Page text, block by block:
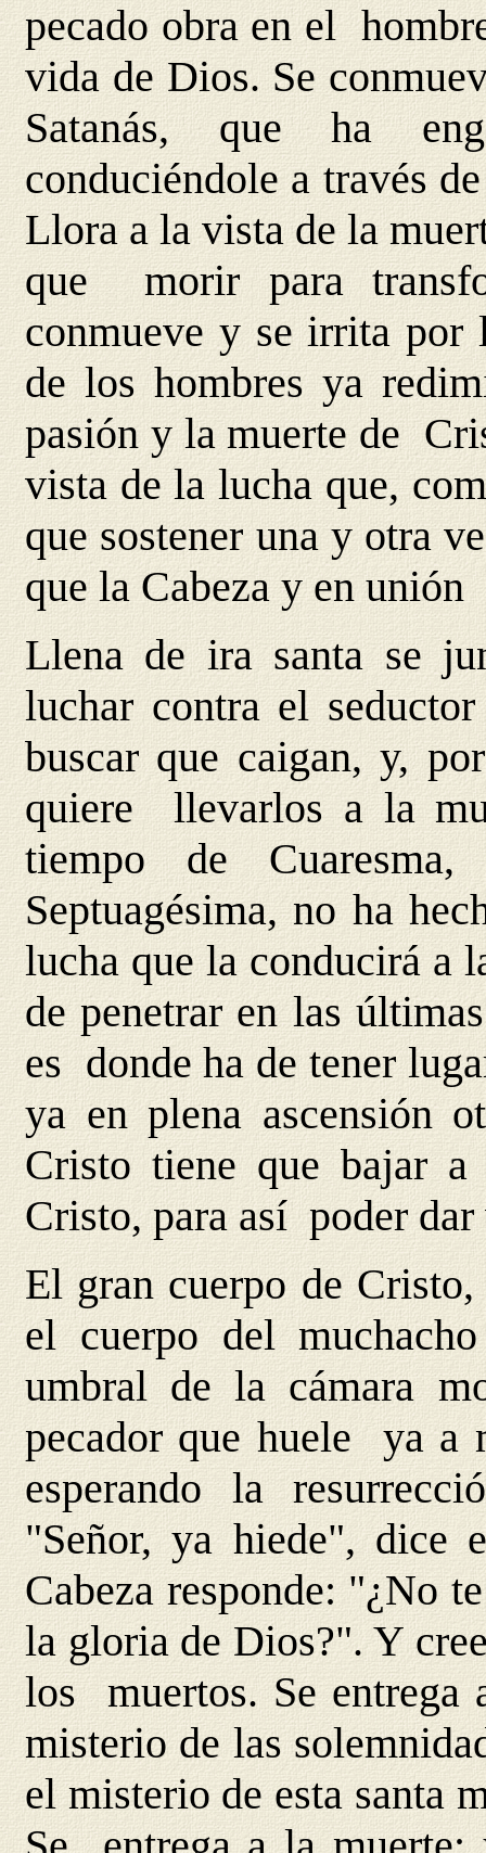
pecado obra en el
vida de Dios. Se
Satanás, que ha
conduciéndole a través
Llora a la vista de la
que morir para
conmueve y se irrita por
de los hombres ya
pasión y la muerte de
vista de la lucha que,
que sostener una y otra
que la Cabeza y en
Llena de ira santa se
luchar contra el
buscar que caigan, y,
quiere llevarlos a la
tiempo de
Septuagésima, no ha
lucha que la conducirá a
de penetrar en las
es donde ha de tener
ya en plena ascensión
Cristo tiene que bajar
Cristo, para así poder
El gran cuerpo de
el cuerpo del
umbral de la cámara
pecador que huele ya a
esperando la
"Señor, ya hiede", dice
Cabeza responde: "¿No
la gloria de Dios?". Y
los muertos. Se entrega
misterio de las
el misterio de esta santa